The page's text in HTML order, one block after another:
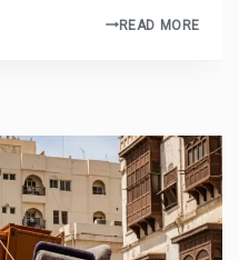
READ MORE